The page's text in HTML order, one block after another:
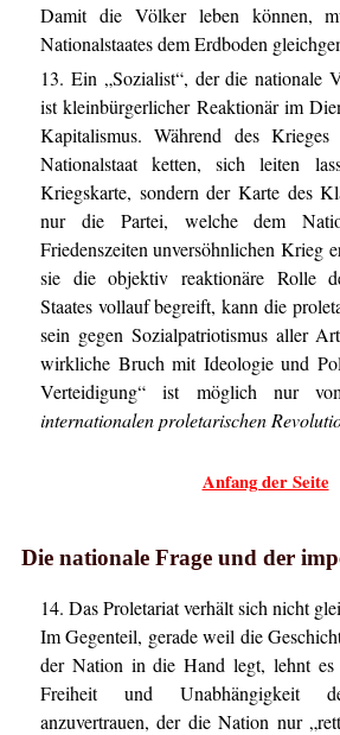
Damit die Völker leben können,
Nationalstaates dem Erdboden
13. Ein „Sozialist“, der die nationale
ist kleinbürgerlicher Reaktionär im
Kapitalismus. Während des
Nationalstaat ketten, sich leiten
Kriegskarte, sondern der Karte des
nur die Partei, welche dem
Friedenszeiten unversöhnlichen Krieg
sie die objektiv reaktionäre Rolle
Staates vollauf begreift, kann die
sein gegen Sozialpatriotismus aller
wirkliche Bruch mit Ideologie und
Verteidigung“ ist möglich nur
internationalen proletarischen
Anfang der Seite
Die nationale Frage und der
14. Das Proletariat verhält sich nicht
Im Gegenteil, gerade weil die
der Nation in die Hand legt, lehnt es
Freiheit und Unabhängigkeit
anzuvertrauen, der die Nation nur